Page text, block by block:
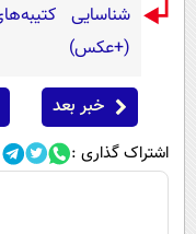
(+عکس)
خبر بعد
اشتراک گذاری :